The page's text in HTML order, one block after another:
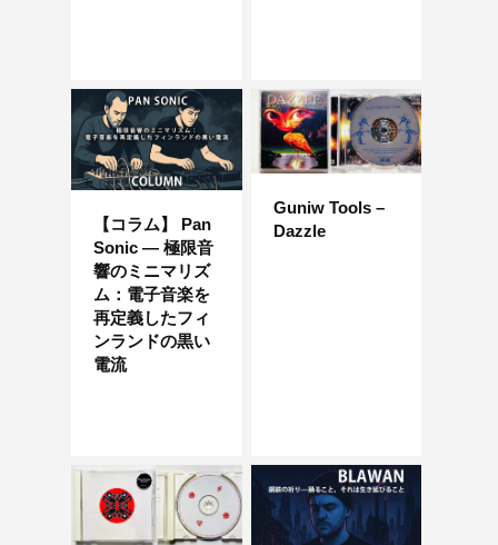
【コラム】 Pan
Sonic ― 極限音
響のミニマリズ
ム：電子音楽を
再定義したフィ
ンランドの黒い
電流
Guniw Tools –
Dazzle